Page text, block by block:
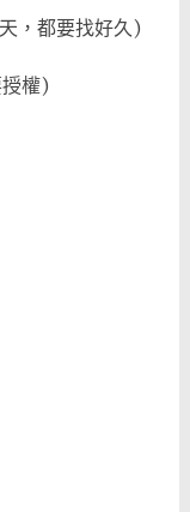
，都要找好久)
權)